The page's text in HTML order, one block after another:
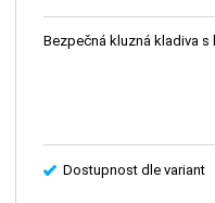
Bezpečná kluzná kladiva
Dostupnost dle variant